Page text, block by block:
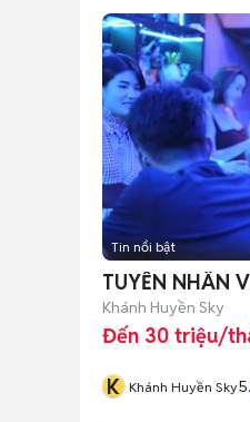
Tin nổi bật
TUYỂN NHÂN
Khánh Huyền Sky
Đến 30 triệu/
K Khánh Huyền Sky